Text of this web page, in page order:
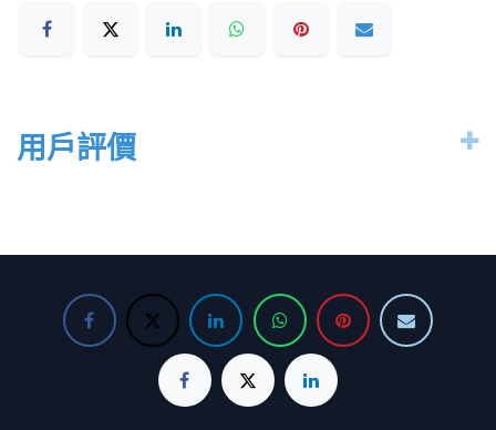
用戶評價